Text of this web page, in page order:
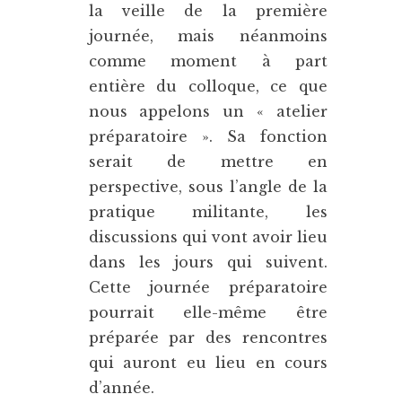
la veille de la première
journée, mais néanmoins
comme moment à part
entière du colloque, ce que
nous appelons un « atelier
préparatoire ». Sa fonction
serait de mettre en
perspective, sous l’angle de la
pratique militante, les
discussions qui vont avoir lieu
dans les jours qui suivent.
Cette journée préparatoire
pourrait elle-même être
préparée par des rencontres
qui auront eu lieu en cours
d’année.